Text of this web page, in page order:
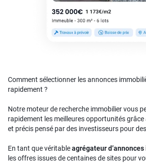
Comment sélectionner les annonces
rapidement ?
Notre moteur de recherche immobilier vous
rapidement les meilleures opportunités
et précis pensé par des investisseurs pour
En tant que véritableagrégateur
les offres issues de centaines de sites pour